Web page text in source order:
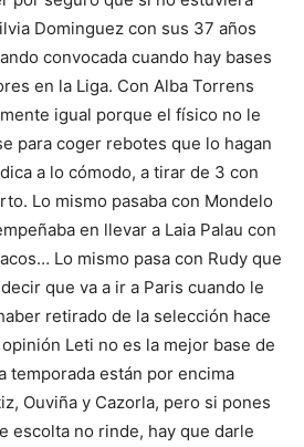
Dominguez con sus 37 años
convocada cuando hay bases
en la Liga. Con Alba Torrens
igual porque el físico no le
para coger rebotes que lo hagan
a lo cómodo, a tirar de 3 con
Lo mismo pasaba con Mondelo
en llevar a Laia Palau con
Lo mismo pasa con Rudy que
que va a ir a Paris cuando le
retirado de la selección hace
Leti no es la mejor base de
temporada están por encima
Ouviña y Cazorla, pero si pones
escolta no rinde, hay que darle